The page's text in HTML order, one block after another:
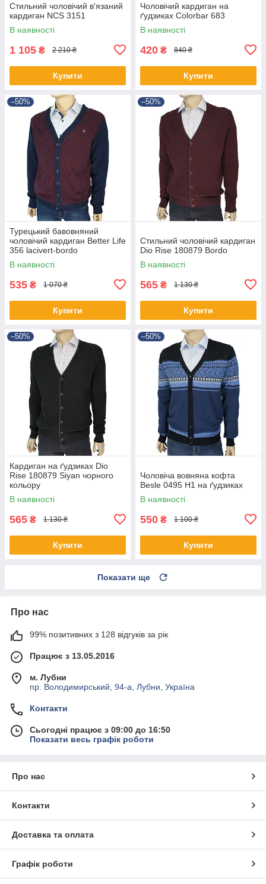
Стильний чоловічий в'язаний
кардиган NCS 3151
В наявності
1 105 ₴ 2 210 ₴
Купити
Чоловічий кардиган на
ґудзиках Colorbar 683
В наявності
420 ₴ 840 ₴
Купити
–50%
Турецький бавовняний
чоловічий кардиган Better Life
356 lacivert-bordo
В наявності
535 ₴ 1 070 ₴
Купити
–50%
Стильний чоловічий кардиган
Dio Rise 180879 Bordo
В наявності
565 ₴ 1 130 ₴
Купити
–50%
Кардиган на ґудзиках Dio
Rise 180879 Siyan чорного
кольору
В наявності
565 ₴ 1 130 ₴
Купити
–50%
Чоловіча вовняна кофта
Besle 0495 H1 на ґудзиках
В наявності
550 ₴ 1 100 ₴
Купити
Показати ще
Про нас
99% позитивних з 128 відгуків за рік
Працює з 13.05.2016
м. Лубни
пр. Володимирський, 94-а, Лубни, Україна
Контакти
Сьогодні працює з 09:00 до 16:50
Показати весь графік роботи
Про нас
Контакти
Доставка та оплата
Графік роботи